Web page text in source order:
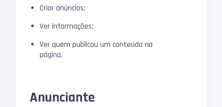
Criar anúncios;
Ver informações;
Ver quem publicou um conteúdo na
página.
Anunciante